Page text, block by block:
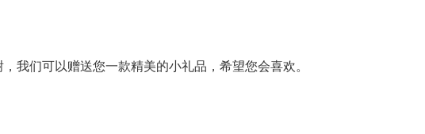
我们可以赠送您一款精美的小礼品，希望您会喜欢。